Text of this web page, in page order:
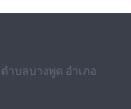
ำบลบางพูด อำเภอ